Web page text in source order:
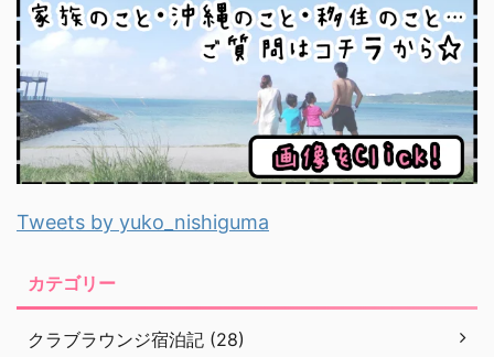
Tweets by yuko_nishiguma
カテゴリー
クラブラウンジ宿泊記 (28)